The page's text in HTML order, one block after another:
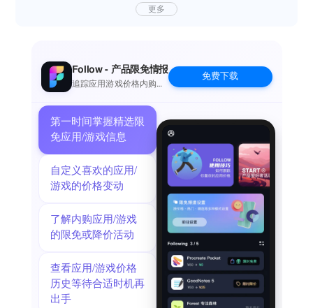
要按多少次按钮才能计算出他的年收入呢？在普通计算器上需
也大同小异：
320×5×48；400×5×48；500×5×48……有什么问题吗？用普通
率），我们都必须输入相同的按钮组合 ‘x 5 x 48’。是否有办
法只需输入日费率，而结果便能自动更新呢？借助 Xmart 计算
器，答案是肯定的！您可定义一种代数函数如下：
这样你只需选择相应功能，输入“X”的值，结果就会立即显示
出来！要获取詹姆斯的年收入，你只需点击按钮 4 次即可
Xmart计算器因其智能化特性而受到广泛好评这款可编程且可
扩展的计算器基于文本表达式设计。除了具备大多数常规及科
学运算功能外，用户还可自行定义个人功能。所有计算过程均
可逐步骤追踪。**快速上手：
请使用键盘快速输入表达式/公式
更多
Follow - 产品限免情报
追踪应用游戏价格内购波
免费下载
第一时间掌握精选限
免应用/游戏信息
自定义喜欢的应用/
游戏的价格变动
了解内购应用/游戏
的限免或降价活动
查看应用/游戏价格
历史等待合适时机再
出手